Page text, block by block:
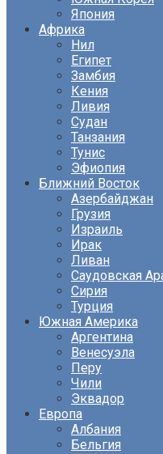
Япония
Африка
Нил
Египет
Замбия
Кения
Ливия
Судан
Танзания
Тунис
Эфиопия
Ближний Восток
Азербайджан
Грузия
Израиль
Ирак
Ливан
Саудовская
Сирия
Турция
Южная Америка
Аргентина
Венесуэла
Перу
Чили
Эквадор
Европа
Албания
Бельгия